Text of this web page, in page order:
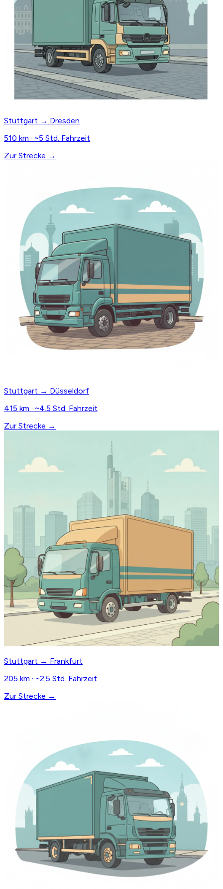
Stuttgart → Dresden
510 km · ~5 Std. Fahrzeit
Zur Strecke →
Stuttgart → Düsseldorf
415 km · ~4.5 Std. Fahrzeit
Zur Strecke →
Stuttgart → Frankfurt
205 km · ~2.5 Std. Fahrzeit
Zur Strecke →